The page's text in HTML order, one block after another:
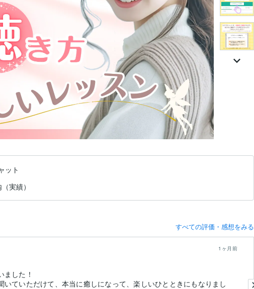
ット
実績）
すべての評価・感想をみる
1ヶ月前
ました！
いていただけて、本当に癒しになって、楽しいひとときにもなりまし